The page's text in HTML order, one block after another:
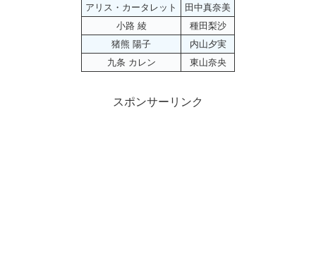
アリス・カータレット
田中真奈美
小路 綾
種田梨沙
猪熊 陽子
内山夕実
九条 カレン
東山奈央
スポンサーリンク